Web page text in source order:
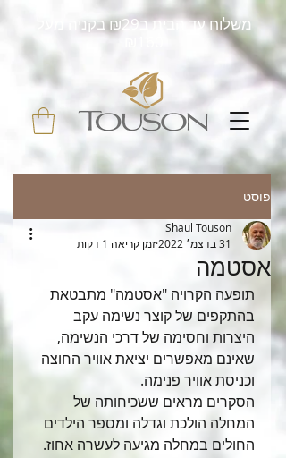
משלוח עד הבית ב₪29 בקניה מעל
פוסט
אסטמה
Shaul Touson
31 בדצמ׳ 2022
זמן קריאה 1 דקות
תופעה הקרויה "אסטמה" מתבטאת
בהתקפים של קוצר נשימה עקב
היצרות וחסימה של דרכי הנשימה,
שאינם מאפשרים יציאת אוויר החוצה
וכניסת אוויר פנימה.
הסקרים מראים ששכיחותה של
המחלה הולכת וגדלה ומספר הילדים
החולים במחלה מגיעה לעשרה אחוז.